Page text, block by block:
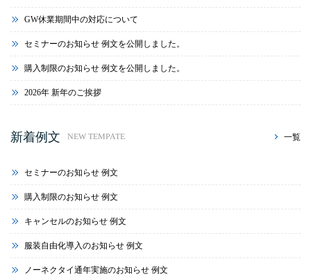
GW休業期間中の対応について
セミナーのお知らせ 例文を公開しました。
購入制限のお知らせ 例文を公開しました。
2026年 新年のご挨拶
新着例文 NEW TEMPATE 一覧
セミナーのお知らせ 例文
購入制限のお知らせ 例文
キャンセルのお知らせ 例文
服装自由化導入のお知らせ 例文
ノーネクタイ通年実施のお知らせ 例文